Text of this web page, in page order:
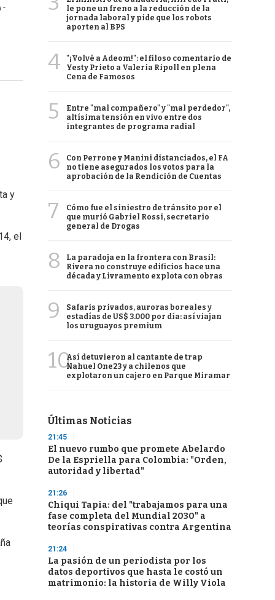
-
y
el
le pone un freno a la reducción de la
jornada laboral y pide que los robots
aporten al BPS
4
"¡Volvé a Adeom!": el filoso comentario de
Yesty Prieto a Valeria Ripoll en plena
Cena de Famosos
5
Entre "mal compañero" y "mal perdedor",
altísima tensión en vivo entre dos
integrantes de programa radial
6
Con Perrone y Manini distanciados, el FA
no tiene asegurados los votos para la
aprobación de la Rendición de Cuentas
7
Cómo fue el siniestro de tránsito por el
que murió Gabriel Rossi, secretario
general de Drogas
8
La paradoja en la frontera con Brasil:
Rivera no construye edificios hace una
década y Livramento explota con obras
9
Safaris privados, auroras boreales y
estadías de US$ 3.000 por día: así viajan
los uruguayos premium
10Así detuvieron al cantante de trap
Nahuel One23 y a chilenos que
explotaron un cajero en Parque Miramar
Últimas Noticias
21:45
El nuevo rumbo que promete Abelardo
De la Espriella para Colombia: "Orden,
autoridad y libertad"
21:26
Chiqui Tapia: del "trabajamos para una
fase completa del Mundial 2030" a
teorías conspirativas contra Argentina
21:24
La pasión de un periodista por los
datos deportivos que hasta le costó un
matrimonio: la historia de Willy Viola